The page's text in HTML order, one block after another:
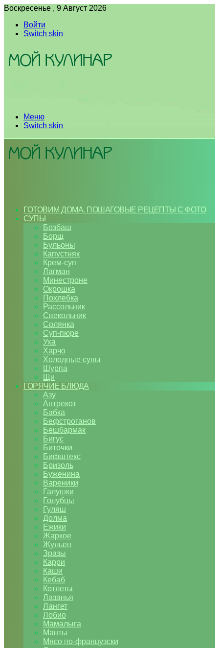
Воскресенье , 9 Август 2026
Войти
Switch skin
Меню
Switch skin
ГОТОВИМ ДОМА. ПОШАГОВЫЕ РЕЦЕПТЫ С ФОТО
СУПЫ
Бозбаш
Борщ
Бульоны
Капустняк
Крем-суп
Лагман
Минестроне
Окрошка
Похлебка
Рассольник
Свекольник
Солянка
Суп-пюре
Уха
Харчо
Холодные супы
Шурпа
Щи
ГОРЯЧИЕ БЛЮДА
Азу
Антрекот
Бабка
Бефстроганов
Бешбармак
Бигус
Биточки
Бифштекс
Бризоль
Буженина
Вареники
Галушки
Голубцы
Гуляш
Долма
Ежики
Жаркое
Жульен
Зразы
Карри
Каши
Кебаб
Котлеты
Лазанья
Лангет
Лобио
Мамалыга
Манты
Мясо по-французски